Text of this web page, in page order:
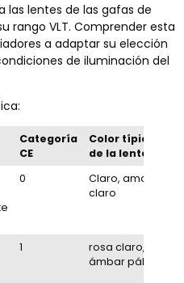
las lentes de las gafas de
rango VLT. Comprender esta
a adaptar su elección
de iluminación del
Categoría
CE
Color típico
de la lente
0
Claro, amarillo
claro
1
rosa claro,
ámbar pálido